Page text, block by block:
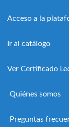
Acceso a la
Ir al catálogo
Ver Certificado
Quiénes somos
Preguntas